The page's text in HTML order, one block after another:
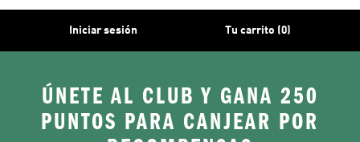
Iniciar sesión Tu carrito (0)
ÚNETE AL CLUB Y GANA 250
PUNTOS PARA CANJEAR POR